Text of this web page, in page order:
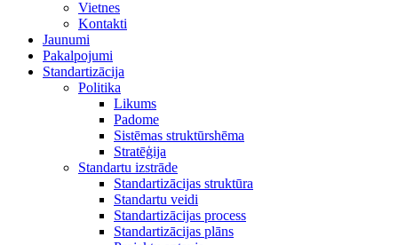
Vietnes
Kontakti
Jaunumi
Pakalpojumi
Standartizācija
Politika
Likums
Padome
Sistēmas struktūrshēma
Stratēģija
Standartu izstrāde
Standartizācijas struktūra
Standartu veidi
Standartizācijas process
Standartizācijas plāns